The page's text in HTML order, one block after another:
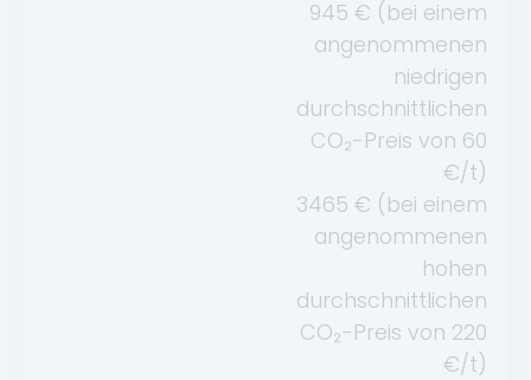
945 € (bei einem
angenommenen
niedrigen
durchschnittlichen
CO₂-Preis von 60
€/t)
3465 € (bei einem
angenommenen
hohen
durchschnittlichen
CO₂-Preis von 220
€/t)